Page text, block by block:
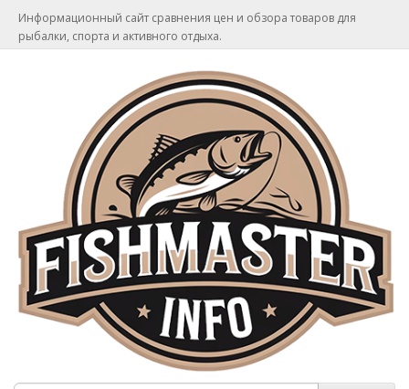
Информационный сайт сравнения цен и обзора товаров для
рыбалки, спорта и активного отдыха.